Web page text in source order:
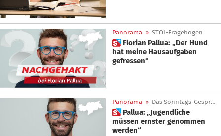
Panorama » STOL-Fragebogen
 Florian Pallua: „Der Hund
hat meine Hausaufgaben
gefressen“
Panorama » Das Sonntags-Gespräch
 Pallua: „Jugendliche
müssen ernster genommen
werden“